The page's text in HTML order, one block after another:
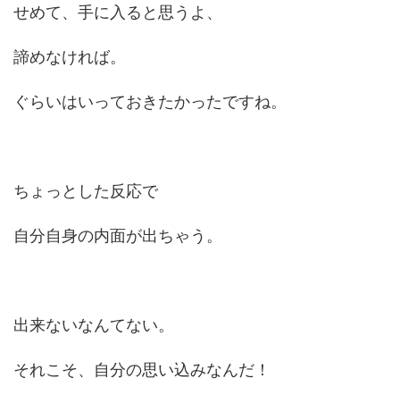
せめて、手に入ると思うよ、
諦めなければ。
ぐらいはいっておきたかったですね。
ちょっとした反応で
自分自身の内面が出ちゃう。
出来ないなんてない。
それこそ、自分の思い込みなんだ！